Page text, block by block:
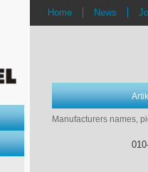
Home News
Manufacturers names,